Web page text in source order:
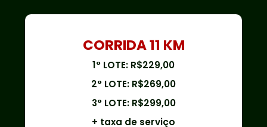
CORRIDA 11 KM
1° LOTE: R$229,00
2° LOTE: R$269,00
3° LOTE: R$299,00
+ taxa de serviço